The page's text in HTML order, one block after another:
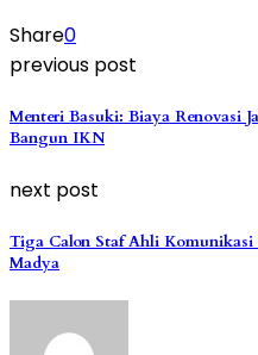
Share0
previous post
Menteri Basuki: Biaya Renovasi
Bangun IKN
next post
Tiga Calon Staf Ahli
Madya